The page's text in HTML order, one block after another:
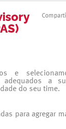
e
adequados a
do seu time.
para agregar